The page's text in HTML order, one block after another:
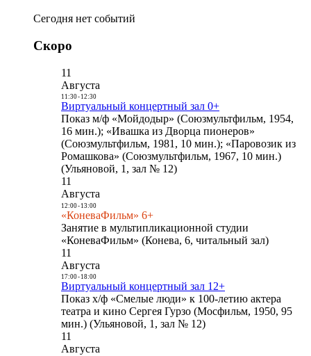
Сегодня нет событий
Скоро
11
Августа
11:30- 12:30
Виртуальный концертный зал 0+
Показ м/ф «Мойдодыр» (Союзмультфильм, 1954,
16 мин.); «Ивашка из Дворца пионеров»
(Союзмультфильм, 1981, 10 мин.); «Паровозик из
Ромашкова» (Союзмультфильм, 1967, 10 мин.)
(Ульяновой, 1, зал № 12)
11
Августа
12:00- 13:00
«КоневаФильм» 6+
Занятие в мультипликационной студии
«КоневаФильм» (Конева, 6, читальный зал)
11
Августа
17:00- 18:00
Виртуальный концертный зал 12+
Показ х/ф «Смелые люди» к 100-летию актера
театра и кино Сергея Гурзо (Мосфильм, 1950, 95
мин.) (Ульяновой, 1, зал № 12)
11
Августа